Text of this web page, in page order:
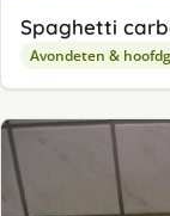
Spaghetti
Avondeten &